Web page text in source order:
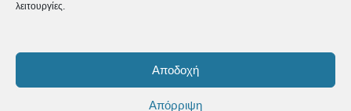
λειτουργίες.
Αποδοχή
Απόρριψη
Δευ-Τετ-Σαβ 09:00-15:00 | Τρι-Πεμ-Παρ 10:00-18:00 | Κυρ
ΚΛΕΙΣΤΑ